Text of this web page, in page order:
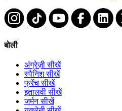
बोली
अंग्रेज़ी सीखें
स्पैनिश सीखें
फ्रेंच सीखें
इतालवी सीखें
जर्मन सीखें